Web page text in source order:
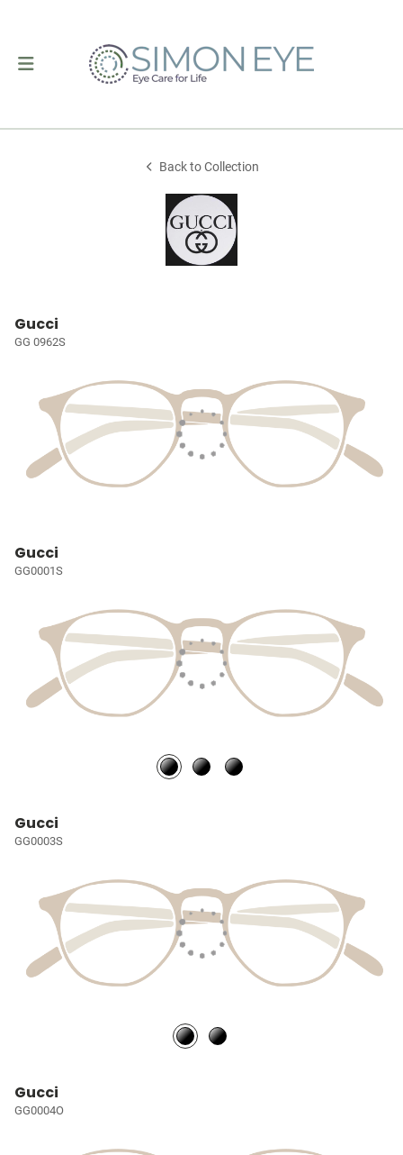
Back to Collection
Gucci
GG 0962S
Gucci
GG0001S
Gucci
GG0003S
Gucci
GG0004O